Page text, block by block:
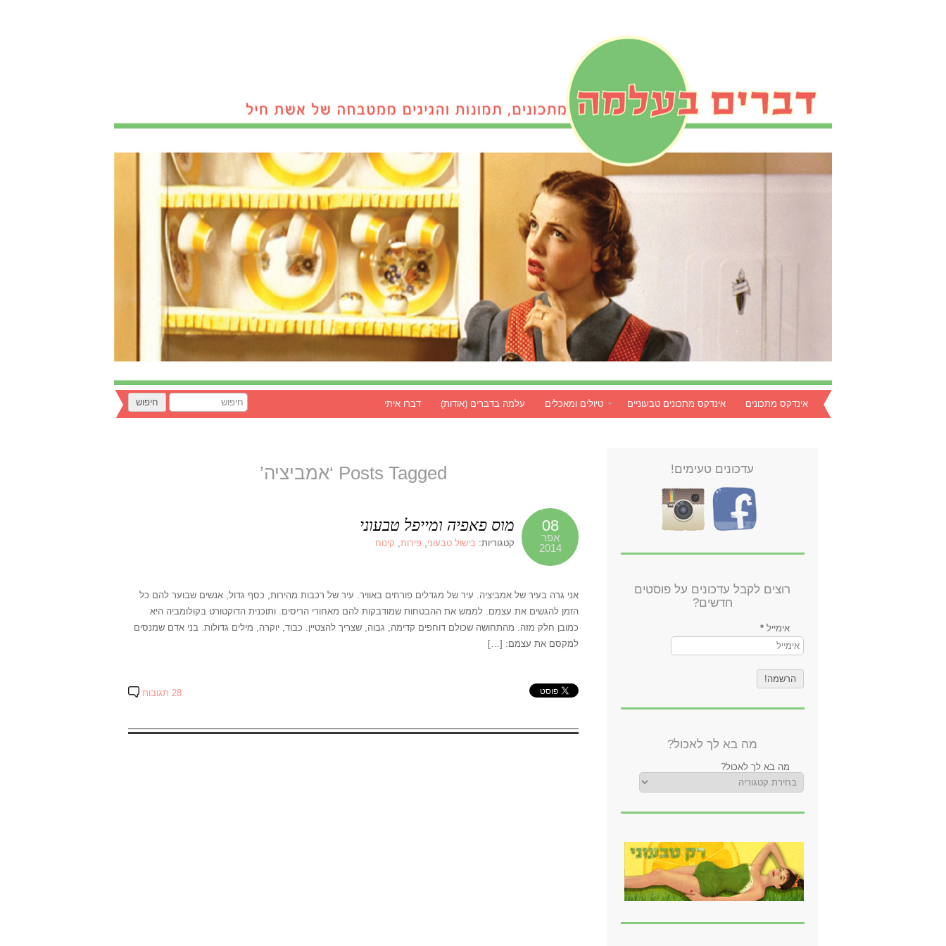
אינדקס מתכונים אינדקס מתכונים טבעוניים טיולים ומאכלים עלמה בדברים (אודות) דברו איתי
Posts Tagged ‘אמביציה’
08
אפר
2014
מוס פאפיה ומייפל טבעוני
קטגוריות: בישול טבעוני, פירות, קינוח
אני גרה בעיר של אמביציה. עיר של מגדלים פורחים באוויר. עיר של רכבות מהירות, כסף גדול, אנשים שבוער להם כל
הזמן להגשים את עצמם. לממש את ההבטחות שמודבקות להם מאחורי הריסים. ותוכנית הדוקטורט בקולומביה היא
כמובן חלק מזה. מהתחושה שכולם דוחפים קדימה, גבוה, שצריך להצטיין. כבוד, יוקרה, מילים גדולות. בני אדם שמנסים
למקסם את עצמם: […]
28 תגובות
עדכונים טעימים!
רוצים לקבל עדכונים על פוסטים
חדשים?
אימייל *
מה בא לך לאכול?
מה בא לך לאכול?